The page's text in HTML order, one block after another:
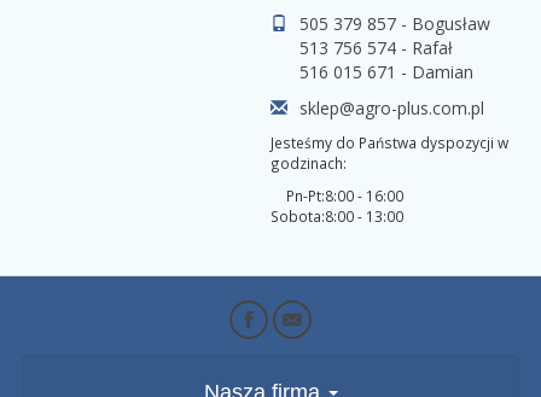
505 379 857 - Bogusław
513 756 574 - Rafał
516 015 671 - Damian
sklep@agro-plus.com.pl
Jesteśmy do Państwa dyspozycji w
godzinach:
Pn-Pt:
Sobota:
8:00 - 16:00
8:00 - 13:00
Nasza firma